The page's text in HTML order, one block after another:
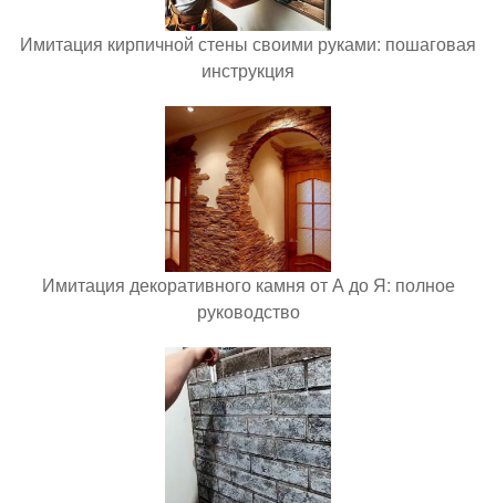
Имитация кирпичной стены своими руками: пошаговая
инструкция
Имитация декоративного камня от А до Я: полное
руководство